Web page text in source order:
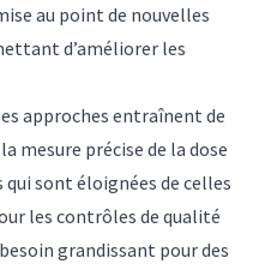
au point de nouvelles
d’améliorer les
approches entraînent de
mesure précise de la dose
sont éloignées de celles
les contrôles de qualité
grandissant pour des